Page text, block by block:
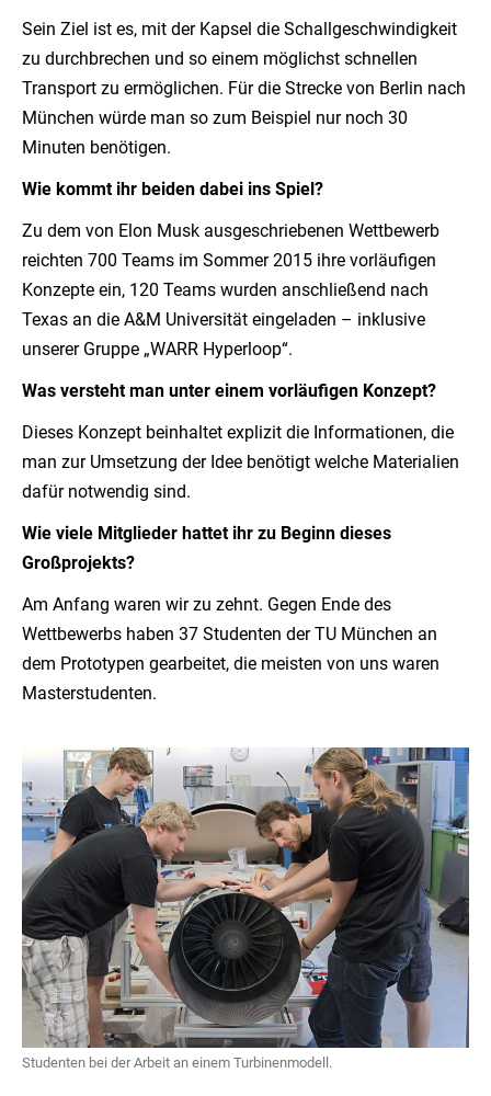
Sein Ziel ist es, mit der Kapsel die Schallgeschwindigkeit
zu durchbrechen und so einem möglichst schnellen
Transport zu ermöglichen. Für die Strecke von Berlin nach
München würde man so zum Beispiel nur noch 30
Minuten benötigen.
Wie kommt ihr beiden dabei ins Spiel?
Zu dem von Elon Musk ausgeschriebenen Wettbewerb
reichten 700 Teams im Sommer 2015 ihre vorläufigen
Konzepte ein, 120 Teams wurden anschließend nach
Texas an die A&M Universität eingeladen – inklusive
unserer Gruppe „WARR Hyperloop“.
Was versteht man unter einem vorläufigen Konzept?
Dieses Konzept beinhaltet explizit die Informationen, die
man zur Umsetzung der Idee benötigt welche Materialien
dafür notwendig sind.
Wie viele Mitglieder hattet ihr zu Beginn dieses
Großprojekts?
Am Anfang waren wir zu zehnt. Gegen Ende des
Wettbewerbs haben 37 Studenten der TU München an
dem Prototypen gearbeitet, die meisten von uns waren
Masterstudenten.
Studenten bei der Arbeit an einem Turbinenmodell.